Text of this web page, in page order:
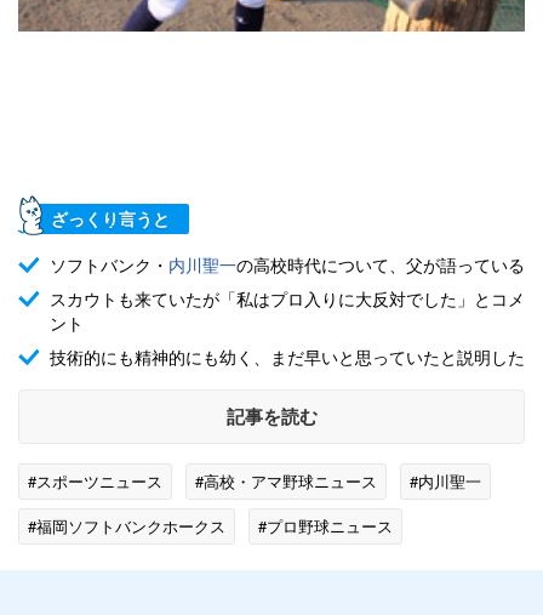
ざっくり言うと
ソフトバンク・ 内川聖一の高校時代について、父が語っている
スカウトも来ていたが「私はプロ入りに大反対でした」とコメ
ント
技術的にも精神的にも幼く、まだ早いと思っていたと説明した
記事を読む
#スポーツニュース #高校・アマ野球ニュース
#内川聖一
#福岡ソフトバンクホークス
#プロ野球ニュース